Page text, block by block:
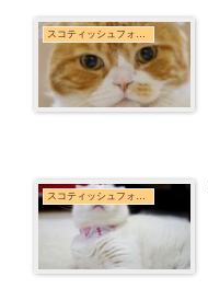
スコティッシュフォールド